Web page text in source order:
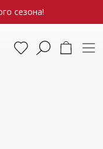
сезона!